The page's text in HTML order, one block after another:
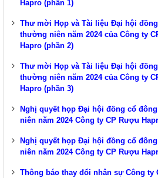
Hapro (phần 1)
Thư mời Họp và Tài liệu Đại hội
thường niên năm 2024 của Công ty
Hapro (phần 2)
Thư mời Họp và Tài liệu Đại hội
thường niên năm 2024 của Công ty
Hapro (phần 3)
Nghị quyết họp Đại hội đồng cổ
niên năm 2024 Công ty CP Rượu
Nghị quyết họp Đại hội đồng cổ
niên năm 2024 Công ty CP Rượu
Thông báo thay đổi nhân sự Công ty